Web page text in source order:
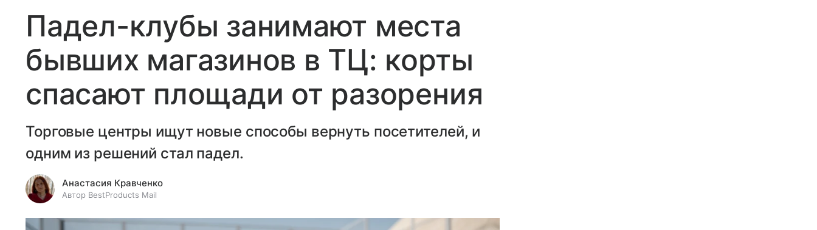
Падел-клубы занимают места
бывших магазинов в ТЦ: корты
спасают площади от разорения
Торговые центры ищут новые способы вернуть посетителей, и
одним из решений стал падел.
Анастасия Кравченко
Автор BestProducts Mail